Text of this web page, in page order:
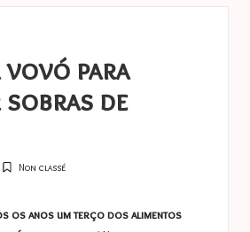
vovó para
de
Posted
Non classé
os anos um terço dos alimentos